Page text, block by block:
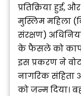
प्रतिक्रिया हुई,
मुस्लिम महिला
संरक्षण)
के फैसले को काफी
इस प्रकरण ने
नागरिक संहिता
को जन्म दिया।